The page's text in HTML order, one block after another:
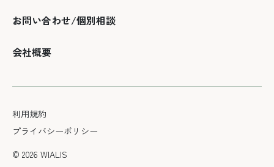
お問い合わせ/個別相談
会社概要
© 2026 WIALIS
利用規約
プライバシーポリシー